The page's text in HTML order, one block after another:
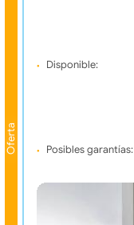
Oferta
Disponible:
Posibles garantías: